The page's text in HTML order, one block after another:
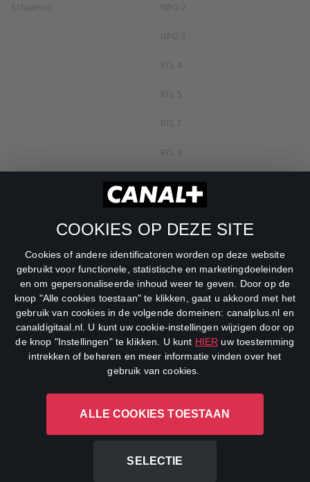
COOKIES OP DEZE SITE
Cookies of andere identificatoren worden op deze website
gebruikt voor functionele, statistische en marketingdoeleinden
en om gepersonaliseerde inhoud weer te geven. Door op de
knop "Alle cookies toestaan" te klikken, gaat u akkoord met het
gebruik van cookies in de volgende domeinen: canalplus.nl en
canaldigitaal.nl. U kunt uw cookie-instellingen wijzigen door op
de knop "Instellingen" te klikken. U kunt HIER uw toestemming
intrekken of beheren en meer informatie vinden over het
gebruik van cookies.
ALLE COOKIES TOESTAAN
SELECTIE
Schaatsen
NPO 2
NPO 3
RTL 4
RTL 5
RTL 7
RTL 8
RTL Z
SBS6
Veronica
DreamWorks Channel
CANAL+ Luxembourg S. à r.l., Rue Albert Borschette 4, L-1246